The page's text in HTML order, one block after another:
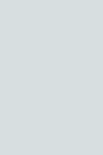
اینجا پیدا خواهید کرد.